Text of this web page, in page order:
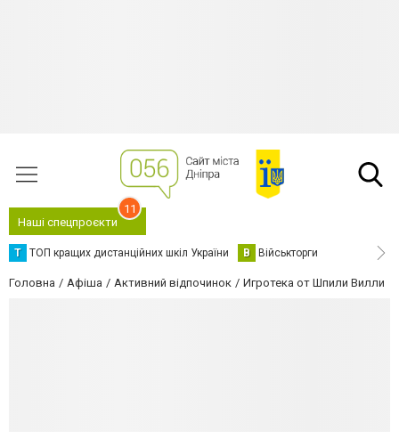
Наші спецпроєкти
11
Т ТОП кращих дистанційних шкіл України В Військторги
Головна Афіша Активний відпочинок Игротека от Шпили Вилли